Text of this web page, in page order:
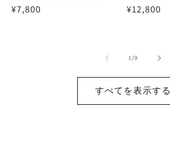
通
¥7,800
通
¥12,800
1/の
9
すべてを表示する